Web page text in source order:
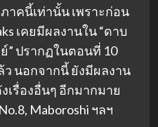
าคนี้เท่านั้น เพราะก่อน
เคยมีผลงานใน “ดาบ
” ปรากฏในตอนที่ 10
นอกจากนี้ ยังมีผลงาน
เรื่องอื่นๆ อีกมากมาย
Maboroshi ฯลฯ